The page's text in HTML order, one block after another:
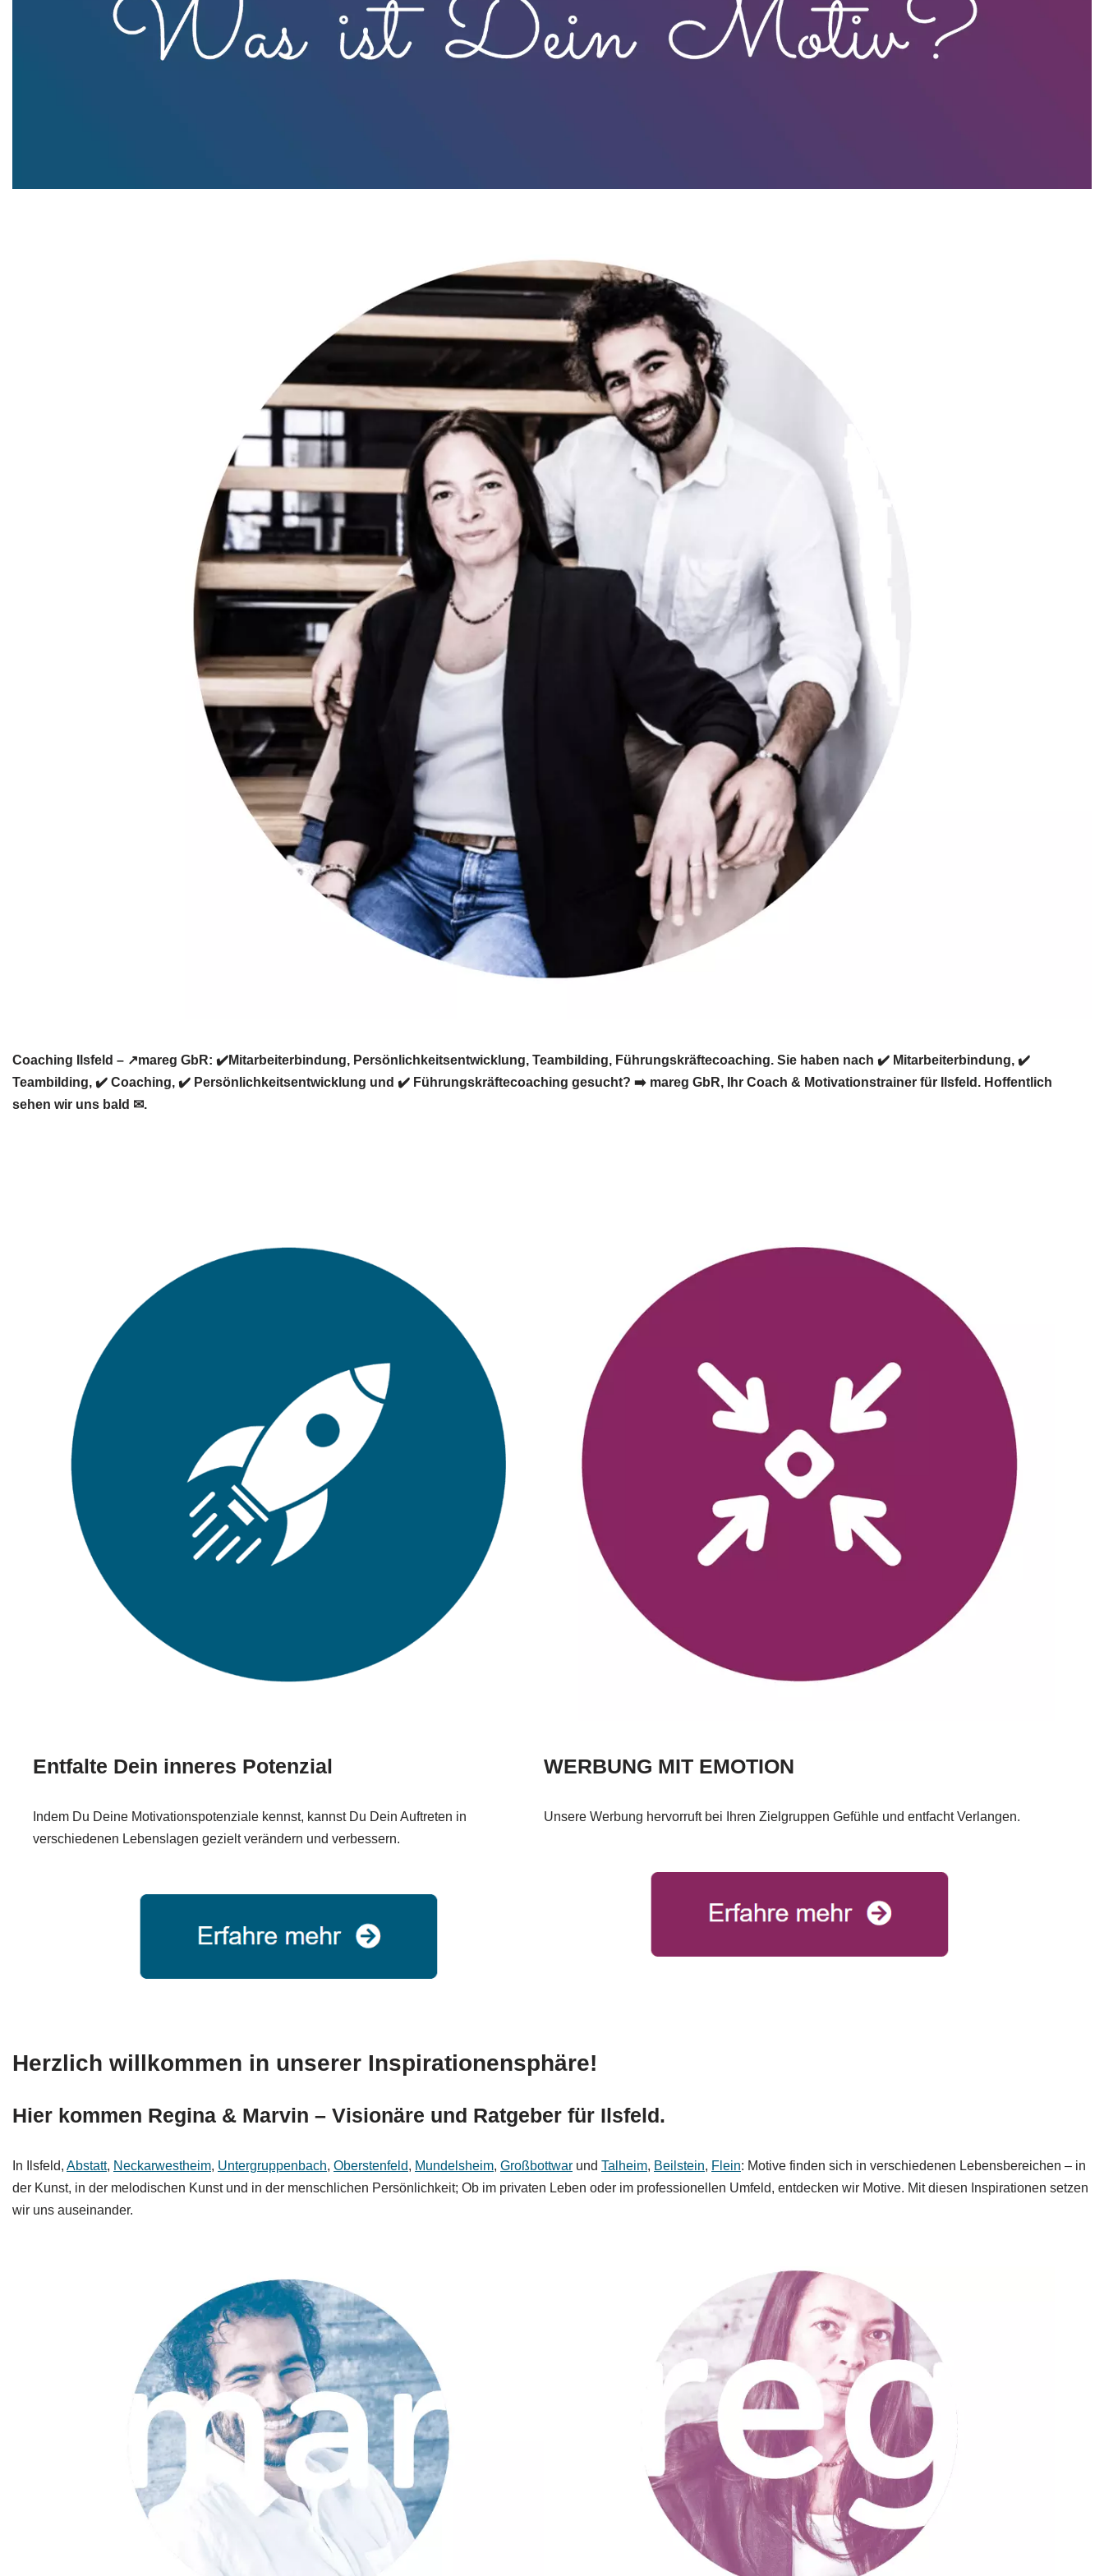
Coaching Ilsfeld – ↗️mareg GbR: ✔️Mitarbeiterbindung, Persönlichkeitsentwicklung, Teambilding, Führungskräftecoaching. Sie haben nach ✔️ Mitarbeiterbindung, ✔️
Teambilding, ✔️ Coaching, ✔️ Persönlichkeitsentwicklung und ✔️ Führungskräftecoaching gesucht? ➡️ mareg GbR, Ihr Coach & Motivationstrainer für Ilsfeld. Hoffentlich
sehen wir uns bald ✉.
Entfalte Dein inneres Potenzial
Indem Du Deine Motivationspotenziale kennst, kannst Du Dein Auftreten in
verschiedenen Lebenslagen gezielt verändern und verbessern.
WERBUNG MIT EMOTION
Unsere Werbung hervorruft bei Ihren Zielgruppen Gefühle und entfacht Verlangen.
Herzlich willkommen in unserer Inspirationensphäre!
Hier kommen Regina & Marvin – Visionäre und Ratgeber für Ilsfeld.
In Ilsfeld, Abstatt, Neckarwestheim, Untergruppenbach, Oberstenfeld, Mundelsheim, Großbottwar und Talheim, Beilstein, Flein: Motive finden sich in verschiedenen Lebensbereichen – in
der Kunst, in der melodischen Kunst und in der menschlichen Persönlichkeit; Ob im privaten Leben oder im professionellen Umfeld, entdecken wir Motive. Mit diesen Inspirationen setzen
wir uns auseinander.